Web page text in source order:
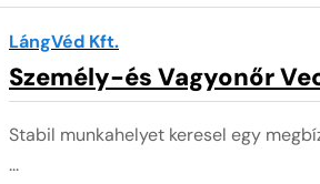
LángVéd Kft.
Személy-és Vagyonőr
Stabil munkahelyet keresel egy
...